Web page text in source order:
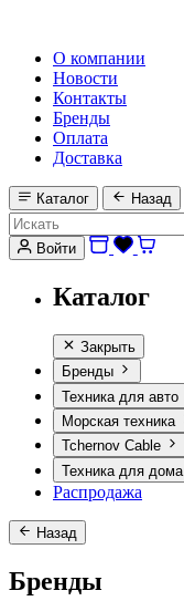
О компании
Новости
Контакты
Бренды
Оплата
Доставка
Каталог Назад
Войти
Каталог
Закрыть
Бренды
Техника для авто
Морская техника
Tchernov Cable
Техника для дома
Распродажа
Назад
Бренды